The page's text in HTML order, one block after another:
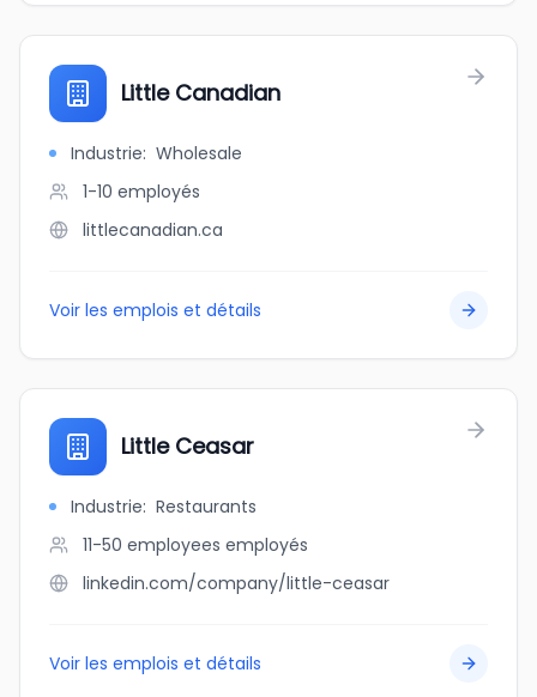
Little Canadian
Industrie: Wholesale
1-10 employés
littlecanadian.ca
Voir les emplois et détails
Little Ceasar
Industrie: Restaurants
11-50 employees employés
linkedin.com/company/little-ceasar
Voir les emplois et détails